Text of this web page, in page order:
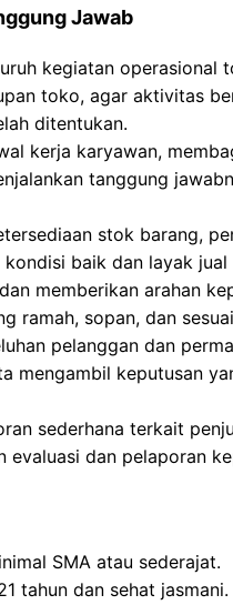
Jawab
kegiatan operasional
toko, agar aktivitas
ditentukan.
kerja karyawan,
tanggung
stok barang,
kondisi baik dan layak
memberikan arahan
ramah, sopan, dan
pelanggan dan
mengambil keputusan
sederhana terkait
evaluasi dan pelaporan
SMA atau sederajat.
tahun dan sehat jasmani.